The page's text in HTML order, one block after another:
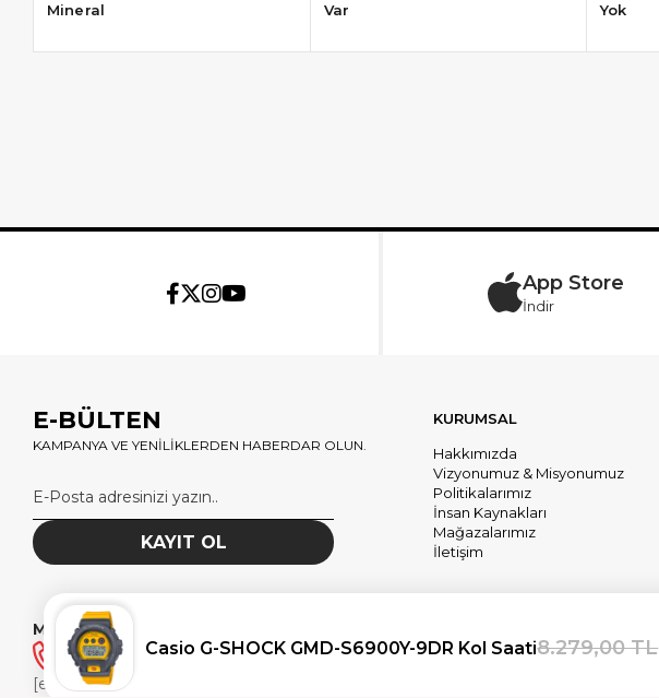
Mineral Var Yok
App Store
İndir
E-BÜLTEN
KAMPANYA VE YENİLİKLERDEN HABERDAR OLUN.
KAYIT OL
MÜŞTERİ HİZMETLERİ
(0530) 180 58 58
[email protected]
KURUMSAL
Hakkımızda
Vizyonumuz & Misyonumuz
Politikalarımız
İnsan Kaynakları
Mağazalarımız
İletişim
Casio G-SHOCK GMD-S6900Y-9DR Kol Saati8.279,00 TL